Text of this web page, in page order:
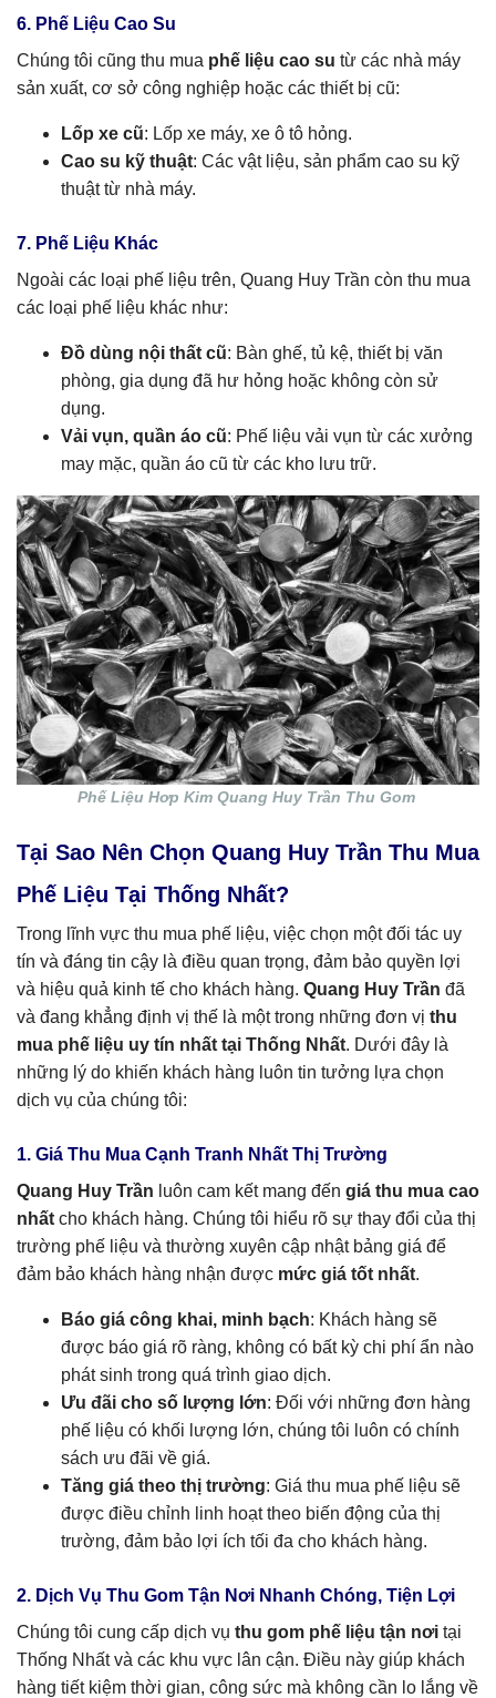
6. Phế Liệu Cao Su
Chúng tôi cũng thu mua phế liệu cao su từ các nhà máy
sản xuất, cơ sở công nghiệp hoặc các thiết bị cũ:
Lốp xe cũ: Lốp xe máy, xe ô tô hỏng.
Cao su kỹ thuật: Các vật liệu, sản phẩm cao su kỹ
thuật từ nhà máy.
7. Phế Liệu Khác
Ngoài các loại phế liệu trên, Quang Huy Trần còn thu mua
các loại phế liệu khác như:
Đồ dùng nội thất cũ: Bàn ghế, tủ kệ, thiết bị văn
phòng, gia dụng đã hư hỏng hoặc không còn sử
dụng.
Vải vụn, quần áo cũ: Phế liệu vải vụn từ các xưởng
may mặc, quần áo cũ từ các kho lưu trữ.
Phế Liệu Hơp Kim Quang Huy Trần Thu Gom
Tại Sao Nên Chọn Quang Huy Trần Thu Mua
Phế Liệu Tại Thống Nhất?
Trong lĩnh vực thu mua phế liệu, việc chọn một đối tác uy
tín và đáng tin cậy là điều quan trọng, đảm bảo quyền lợi
và hiệu quả kinh tế cho khách hàng. Quang Huy Trần đã
và đang khẳng định vị thế là một trong những đơn vị thu
mua phế liệu uy tín nhất tại Thống Nhất. Dưới đây là
những lý do khiến khách hàng luôn tin tưởng lựa chọn
dịch vụ của chúng tôi:
1. Giá Thu Mua Cạnh Tranh Nhất Thị Trường
Quang Huy Trần luôn cam kết mang đến giá thu mua cao
nhất cho khách hàng. Chúng tôi hiểu rõ sự thay đổi của thị
trường phế liệu và thường xuyên cập nhật bảng giá để
đảm bảo khách hàng nhận được mức giá tốt nhất.
Báo giá công khai, minh bạch: Khách hàng sẽ
được báo giá rõ ràng, không có bất kỳ chi phí ẩn nào
phát sinh trong quá trình giao dịch.
Ưu đãi cho số lượng lớn: Đối với những đơn hàng
phế liệu có khối lượng lớn, chúng tôi luôn có chính
sách ưu đãi về giá.
Tăng giá theo thị trường: Giá thu mua phế liệu sẽ
được điều chỉnh linh hoạt theo biến động của thị
trường, đảm bảo lợi ích tối đa cho khách hàng.
2. Dịch Vụ Thu Gom Tận Nơi Nhanh Chóng, Tiện Lợi
Chúng tôi cung cấp dịch vụ thu gom phế liệu tận nơi tại
Thống Nhất và các khu vực lân cận. Điều này giúp khách
hàng tiết kiệm thời gian, công sức mà không cần lo lắng về